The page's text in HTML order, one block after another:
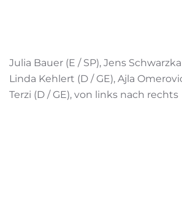
Julia Bauer (E / SP), Jens
Linda Kehlert (D / GE), Ajla
Terzi (D / GE), von links nach rechts